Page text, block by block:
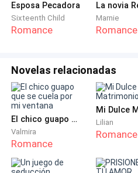
Esposa Pecadora
Sixteenth Child
Romance
Marnie
Romance
Novelas relacionadas
El chico guapo que se cuela por mi ventana
Valmira
Romance
Lilian
Romance